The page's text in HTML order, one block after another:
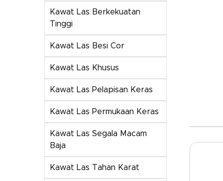
Kawat Las Berkekuatan
Tinggi
Kawat Las Besi Cor
Kawat Las Khusus
Kawat Las Pelapisan Keras
Kawat Las Permukaan Keras
Kawat Las Segala Macam
Baja
Kawat Las Tahan Karat